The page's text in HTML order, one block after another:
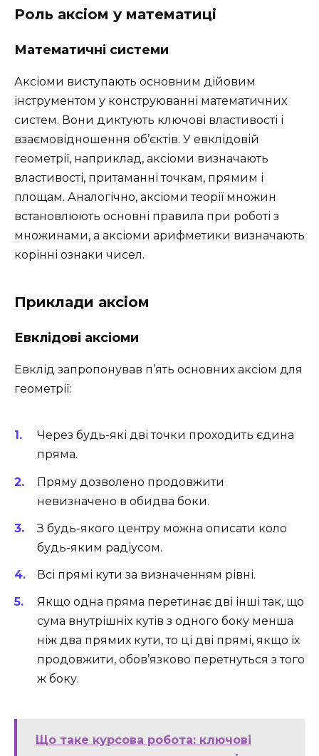
Роль аксіом у математиці
Математичні системи
Аксіоми виступають основним дійовим
інструментом у конструюванні математичних
систем. Вони диктують ключові властивості і
взаємовідношення об’єктів. У евклідовій
геометрії, наприклад, аксіоми визначають
властивості, притаманні точкам, прямим і
площам. Аналогічно, аксіоми теорії множин
встановлюють основні правила при роботі з
множинами, а аксіоми арифметики визначають
корінні ознаки чисел.
Приклади аксіом
Евклідові аксіоми
Евклід запропонував п’ять основних аксіом для
геометрії:
Через будь-які дві точки проходить єдина
пряма.
Пряму дозволено продовжити
невизначено в обидва боки.
З будь-якого центру можна описати коло
будь-яким радіусом.
Всі прямі кути за визначенням рівні.
Якщо одна пряма перетинає дві інші так, що
сума внутрішніх кутів з одного боку менша
ніж два прямих кути, то ці дві прямі, якщо їх
продовжити, обов’язково перетнуться з того
ж боку.
Що таке курсова робота: ключові